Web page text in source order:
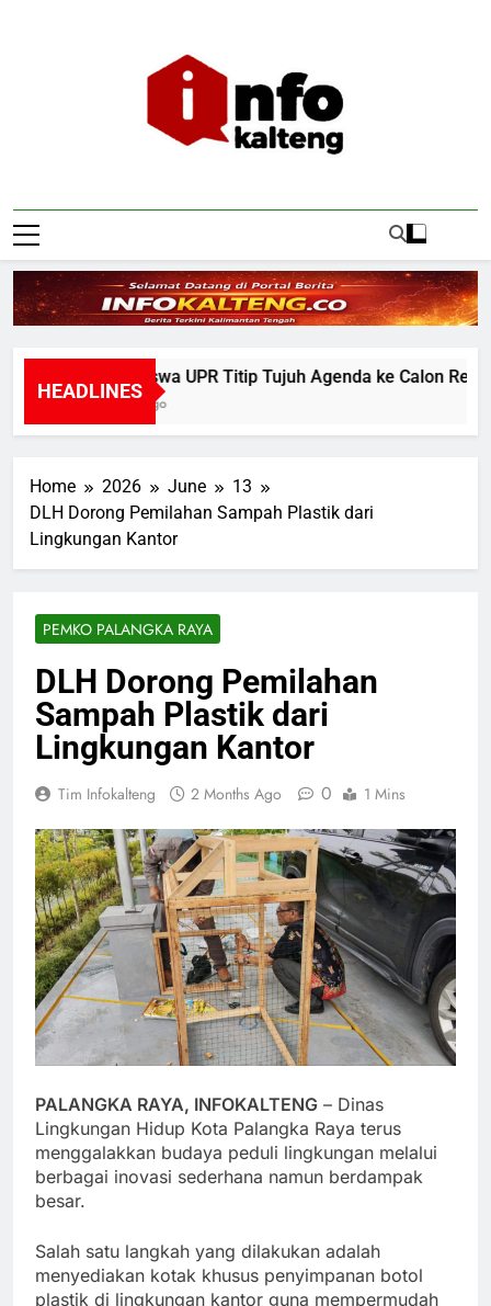
Infokalteng
HEADLINES
Mahasiswa UPR Titip Tujuh Agenda ke Calon Rektor
2 Hours Ago
Home 2026 June
13
DLH Dorong Pemilahan Sampah Plastik dari
Lingkungan Kantor
PEMKO PALANGKA RAYA
DLH Dorong Pemilahan
Sampah Plastik dari
Lingkungan Kantor
Tim Infokalteng 2 Months Ago 0 1 Mins
PALANGKA RAYA, INFOKALTENG – Dinas
Lingkungan Hidup Kota Palangka Raya terus
menggalakkan budaya peduli lingkungan melalui
berbagai inovasi sederhana namun berdampak
besar.
Salah satu langkah yang dilakukan adalah
menyediakan kotak khusus penyimpanan botol
plastik di lingkungan kantor guna mempermudah